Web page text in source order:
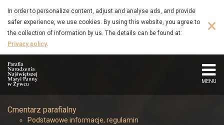
Januszewski
Zdzisław
(1931
–
2015)
to
main
content
In order to personalize content, adjust and analyse ads, and provide
safer experience, we use cookies. By using this website, you agree to
the collection of information by us. The details can be found at:
Privacy policy.
×
MENU
Cmentarz parafialny
Podstawowe informacje, regulamin